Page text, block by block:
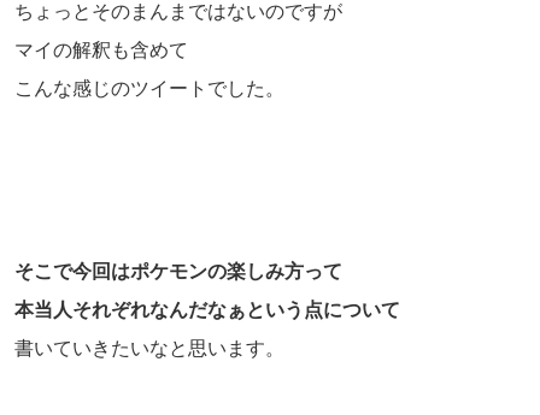
ちょっとそのまんまではないのですが
マイの解釈も含めて
こんな感じのツイートでした。
そこで今回はポケモンの楽しみ方って
本当人それぞれなんだなぁという点について
書いていきたいなと思います。